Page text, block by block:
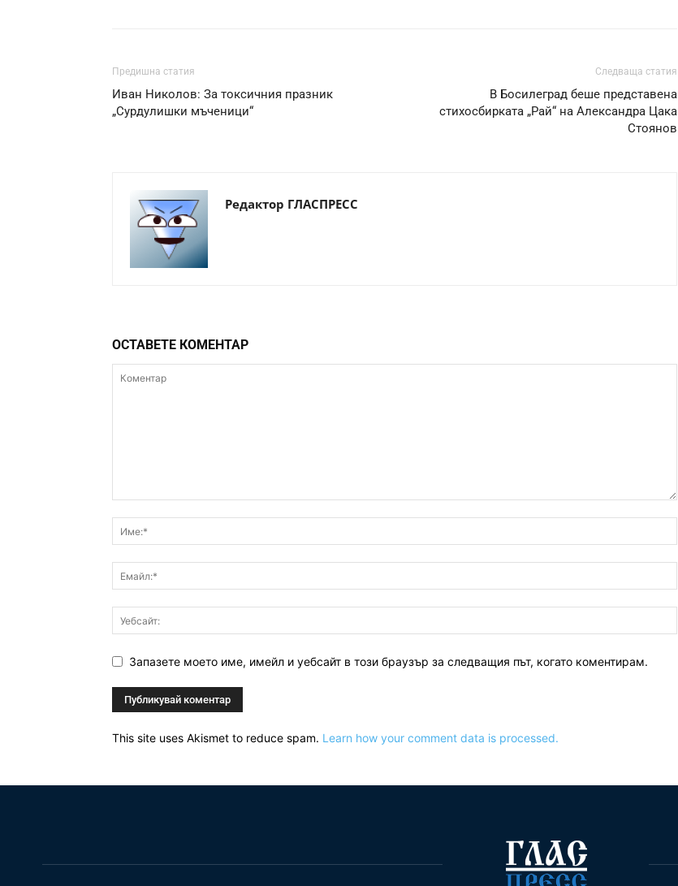
Предишна статия
Иван Николов: За токсичния празник
„Сурдулишки мъченици“
Следваща статия
В Босилеград беше представена
стихосбирката „Рай“ на Александра Цака
Стоянов
Редактор ГЛАСПРЕСС
ОСТАВЕТЕ КОМЕНТАР
Запазете моето име, имейл и уебсайт в този браузър за следващия път, когато коментирам.
This site uses Akismet to reduce spam. Learn how your comment data is processed.